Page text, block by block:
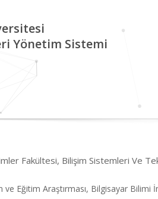
Yönetim Sistemi
Fakültesi, Bilişim Sistemleri Ve
ve Eğitim Araştırması, Bilgisayar